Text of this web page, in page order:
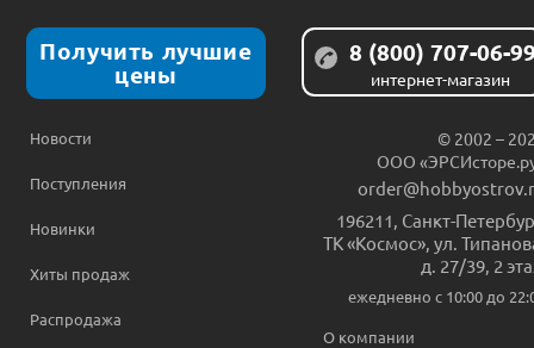
Получить лучшие
цены
8 (800) 707-06-
интернет-магазин
Новости
Поступления
Новинки
Хиты продаж
Распродажа
© 2002 –
ООО
196211 Санкт-
ТК «Космос», ул.
д. 27/39, 2
ежедневно c 10:00 до
О компании